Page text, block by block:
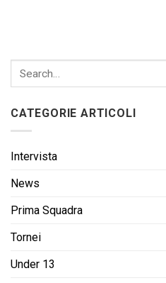
CATEGORIE ARTICOLI
Intervista
News
Prima Squadra
Tornei
Under 13